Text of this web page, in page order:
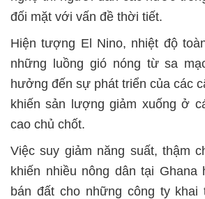
đối mặt với vấn đề thời tiết.
Hiện tượng El Nino, nhiệt độ
những luồng gió nóng từ sa
hưởng đến sự phát triển của các
khiến sản lượng giảm xuống ở
cao chủ chốt.
Việc suy giảm năng suất, thậm
khiến nhiều nông dân tại Ghana
bán đất cho những công ty khai